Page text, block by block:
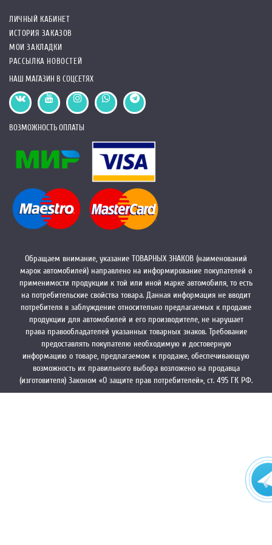
ЛИЧНЫЙ КАБИНЕТ
ИСТОРИЯ ЗАКАЗОВ
МОИ ЗАКЛАДКИ
РАССЫЛКА НОВОСТЕЙ
НАШ МАГАЗИН В СОЦСЕТЯХ
ВОЗМОЖНОСТЬ ОПЛАТЫ
Обращаем внимание, указание ТОВАРНЫХ ЗНАКОВ (наименований
марок автомобилей) направлено на информирование покупателей о
применимости продукции к той или иной марке автомобиля, то есть
на потребительские свойства товара. Данная информация не вводит
потребителя в заблуждение относительно предлагаемых к продаже
продукции для автомобилей и его производителе, не нарушает
права правообладателей указанных товарных знаков. Требование
предоставлять покупателю необходимую и достоверную
информацию о товаре, предлагаемом к продаже, обеспечивающую
возможность их правильного выбора возложено на продавца
(изготовителя) Законом «О защите прав потребителей», ст. 495 ГК РФ.